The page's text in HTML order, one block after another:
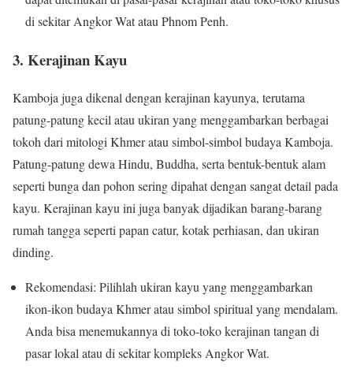
di sekitar Angkor Wat atau Phnom Penh.
3. Kerajinan Kayu
Kamboja juga dikenal dengan kerajinan kayunya, terutama
patung-patung kecil atau ukiran yang menggambarkan berbagai
tokoh dari mitologi Khmer atau simbol-simbol budaya Kamboja.
Patung-patung dewa Hindu, Buddha, serta bentuk-bentuk alam
seperti bunga dan pohon sering dipahat dengan sangat detail pada
kayu. Kerajinan kayu ini juga banyak dijadikan barang-barang
rumah tangga seperti papan catur, kotak perhiasan, dan ukiran
dinding.
Rekomendasi: Pilihlah ukiran kayu yang menggambarkan
ikon-ikon budaya Khmer atau simbol spiritual yang mendalam.
Anda bisa menemukannya di toko-toko kerajinan tangan di
pasar lokal atau di sekitar kompleks Angkor Wat.